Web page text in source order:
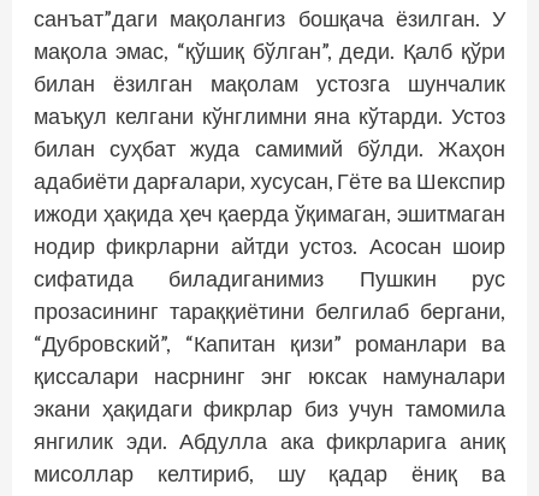
санъат”даги мақолангиз бош­қача ёзилган. У
мақола эмас, “қўшиқ бўлган”, деди. Қалб қўри
билан ёзилган мақолам устозга шунчалик
маъқул келгани кўнглимни яна кўтарди. Устоз
билан суҳбат жуда самимий бўлди. Жаҳон
адабиёти дарғалари, хусусан, Гёте ва Шекспир
ижоди ҳақида ҳеч қаерда ўқимаган, эшитмаган
нодир фикр­ларни айтди устоз. Асосан шоир
сифатида биладиганимиз Пушкин рус
прозасининг тараққиётини белгилаб бергани,
“Дубровский”, “Капитан қизи” романлари ва
қиссалари насрнинг энг юксак намуналари
экани ҳақидаги фикр­лар биз учун тамомила
янгилик эди. Абдулла ака фикрларига аниқ
мисоллар келтириб, шу қадар ёниқ ва